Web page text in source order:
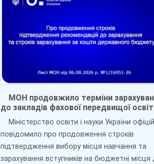
МОН продовжило терміни
до закладів фахової передвищої
Міністерство освіти і науки України
повідомило про продовження строків
підтвердження вибору місця навчання та
зарахування вступників на бюджетні місця